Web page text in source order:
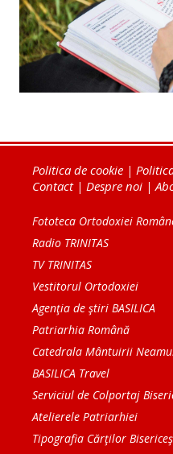
Politica de cookie |
Contact| Despre noi |
Fototeca Ortodoxiei
Radio TRINITAS
TV TRINITAS
Vestitorul Ortodoxiei
Agenţia de ştiri BASILICA
Patriarhia Română
Catedrala Mântuirii
BASILICA Travel
Serviciul de Colportaj
Atelierele Patriarhiei
Tipografia Cărţilor